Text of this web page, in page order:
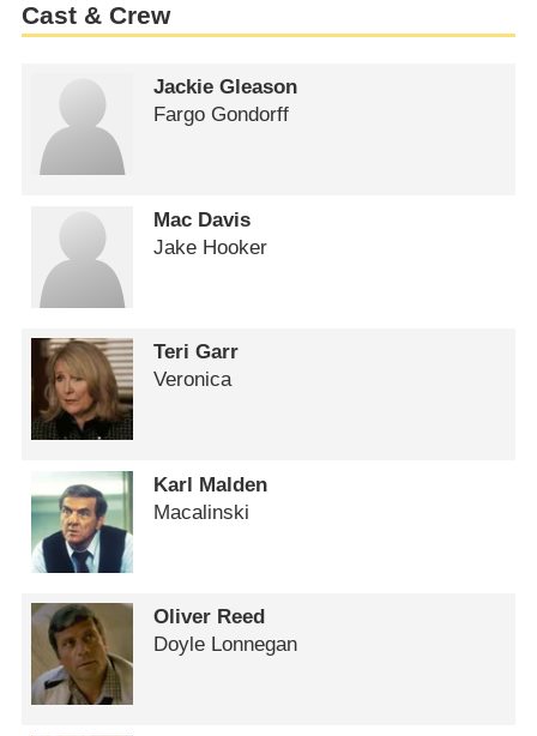
Cast & Crew
Jackie Gleason
Fargo Gondorff
Mac Davis
Jake Hooker
Teri Garr
Veronica
Karl Malden
Macalinski
Oliver Reed
Doyle Lonnegan